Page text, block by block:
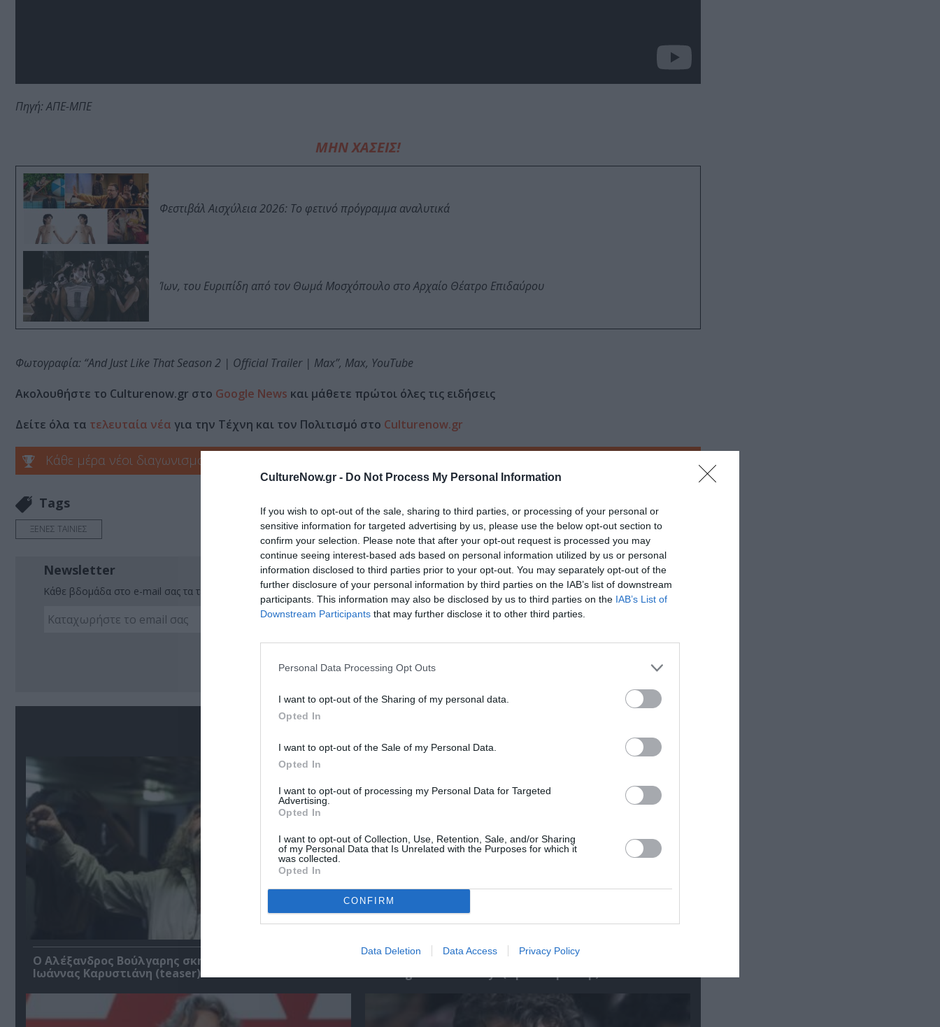
CultureNow.gr - Do Not Process My Personal Information
If you wish to opt-out of the sale, sharing to third parties, or processing of your personal or
sensitive information for targeted advertising by us, please use the below opt-out section to
confirm your selection. Please note that after your opt-out request is processed you may
continue seeing interest-based ads based on personal information utilized by us or personal
information disclosed to third parties prior to your opt-out. You may separately opt-out of the
further disclosure of your personal information by third parties on the IAB’s list of downstream
participants. This information may also be disclosed by us to third parties on the IAB’s List of
Downstream Participants that may further disclose it to other third parties.
Personal Data Processing Opt Outs
I want to opt-out of the Sharing of my personal data.
Opted In
I want to opt-out of the Sale of my Personal Data.
Opted In
I want to opt-out of processing my Personal Data for Targeted
Advertising.
Opted In
I want to opt-out of Collection, Use, Retention, Sale, and/or Sharing
of my Personal Data that Is Unrelated with the Purposes for which it
was collected.
Opted In
CONFIRM
Data Deletion Data Access Privacy Policy
Πηγή: ΑΠΕ-ΜΠΕ
ΜΗΝ ΧΑΣΕΙΣ!
Φεστιβάλ Αισχύλεια 2026: Το φετινό πρόγραμμα αναλυτικά
Ίων, του Ευριπίδη από τον Θωμά Μοσχόπουλο στο Αρχαίο Θέατρο Επιδαύρου
Φωτογραφία: “And Just Like That Season 2 | Official Trailer | Max”, Max, YouTube
Ακολουθήστε το Culturenow.gr στο Google News και μάθετε πρώτοι όλες τις ειδήσεις
Δείτε όλα τα τελευταία νέα για την Τέχνη και τον Πολιτισμό στο Culturenow.gr
Κάθε μέρα νέοι διαγωνισμοί στο Culturenow.gr
Tags
ΞΕΝΕΣ ΤΑΙΝΙΕΣ
Newsletter
Κάθε βδομάδα στο e-mail σας τα τελευταία νέα για την Τέχνη και τον Πολιτισμό!
Ακολουθήστε το Culturenow.gr
Ο Αλέξανδρος Βούλγαρης σκηνοθετεί το “Σουέλ” της
Ιωάννας Καρυστιάνη (teaser)
Ο Ρόμπερτ Ντάουνι Τζούνιορ ως Doctor Doom στο